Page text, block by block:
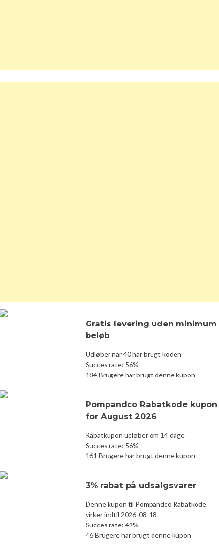
Gratis levering uden minimum
beløb
Udløber når 40 har brugt koden
Succes rate: 56%
184 Brugere har brugt denne kupon
Pompandco Rabatkode kupon
for August 2026
Rabatkupon udløber om 14 dage
Succes rate: 56%
161 Brugere har brugt denne kupon
3% rabat på udsalgsvarer
Denne kupon til Pompandco Rabatkode
virker indtil 2026-08-18
Succes rate: 49%
46 Brugere har brugt denne kupon